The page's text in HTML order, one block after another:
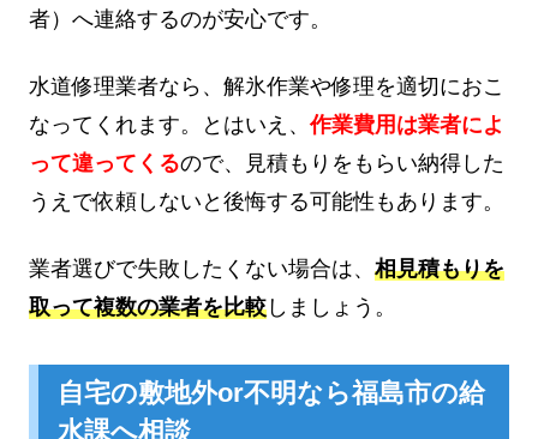
者）へ連絡するのが安心です。
水道修理業者なら、解氷作業や修理を適切におこ
なってくれます。とはいえ、作業費用は業者によ
って違ってくるので、見積もりをもらい納得した
うえで依頼しないと後悔する可能性もあります。
業者選びで失敗したくない場合は、 相見積もりを
取って複数の業者を比較 しましょう。
自宅の敷地外or不明なら福島市の給
水課へ相談